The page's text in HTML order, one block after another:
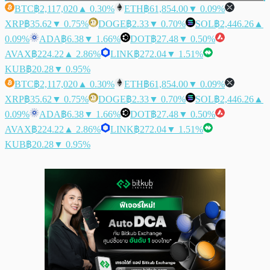
BTC฿2,117,020 ▲ 0.30% ETH฿61,854.00▼ 0.09%
XRP฿35.62 ▼ 0.75% DOGE฿2.33▼ 0.70% SOL฿2,446.26 ▲
0.09%
ADA฿6.38▼ 1.66% DOT฿27.48▼ 0.50%
AVAX฿224.22 ▲ 2.86% LINK฿272.04▼ 1.51%
KUB฿20.28▼ 0.95%
BTC฿2,117,020 ▲ 0.30% ETH฿61,854.00▼ 0.09%
XRP฿35.62 ▼ 0.75% DOGE฿2.33▼ 0.70% SOL฿2,446.26 ▲
0.09%
ADA฿6.38▼ 1.66% DOT฿27.48▼ 0.50%
AVAX฿224.22 ▲ 2.86% LINK฿272.04▼ 1.51%
KUB฿20.28▼ 0.95%